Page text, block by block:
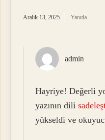
Aralık 13, 2025 Yanıtla
admin
Hayriye! Değerli
yazının dili
yükseldi ve